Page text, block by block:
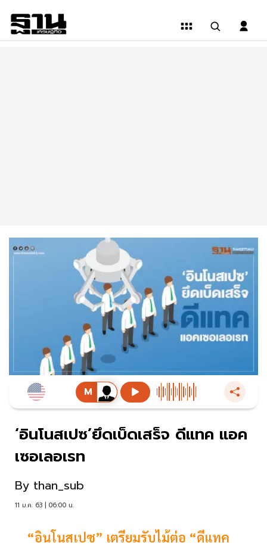
‘อินโนสเปซ’ยึดเบ็ดเสร็จ ดีแทค แอค
เซอเลอเรท
By than_sub
11 ม.ค. 63 | 06:00 น.
“อินโนสเปซ” เตรียมรับไม้ต่อ “ดีแทค